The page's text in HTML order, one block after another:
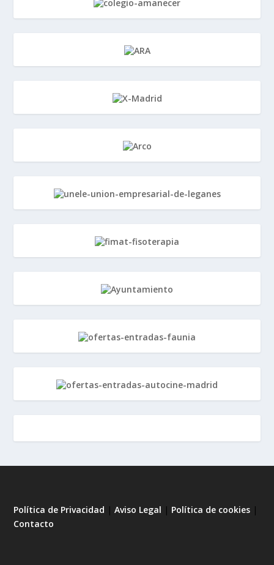
Política de Privacidad |Aviso Legal | Política de cookies |
Contacto